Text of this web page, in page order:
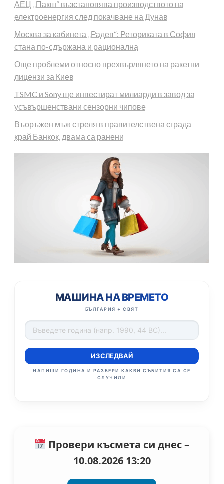
АЕЦ „Пакш“ възстановява производството на
електроенергия след покачване на Дунав
Москва за кабинета „Радев“: Реториката в София
стана по-сдържана и рационална
Още проблеми относно прехвърлянето на ракетни
лицензи за Киев
TSMC и Sony ще инвестират милиарди в завод за
усъвършенствани сензорни чипове
Въоръжен мъж стреля в правителствена сграда
край Банкок, двама са ранени
МАШИНА НА ВРЕМЕТО
БЪЛГАРИЯ + СВЯТ
ИЗСЛЕДВАЙ
НАПИШИ ГОДИНА И РАЗБЕРИ КАКВИ СЪБИТИЯ СА СЕ
СЛУЧИЛИ
Провери късмета си днес –
10.08.2026 13:20